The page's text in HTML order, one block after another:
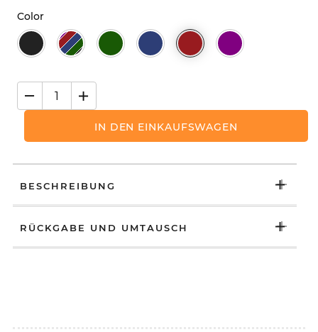
Color
IN DEN EINKAUFSWAGEN
BESCHREIBUNG
RÜCKGABE UND UMTAUSCH